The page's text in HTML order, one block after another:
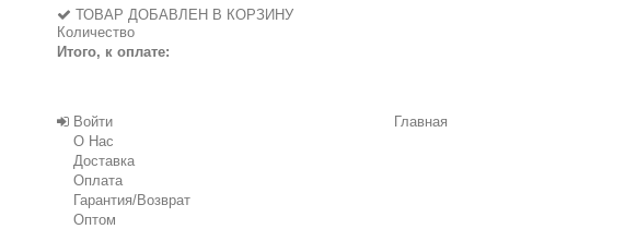
ТОВАР ДОБАВЛЕН В КОРЗИНУ
Количество
Итого, к оплате:
Войти
Главная
О Нас
Доставка
Оплата
Гарантия/Возврат
Оптом